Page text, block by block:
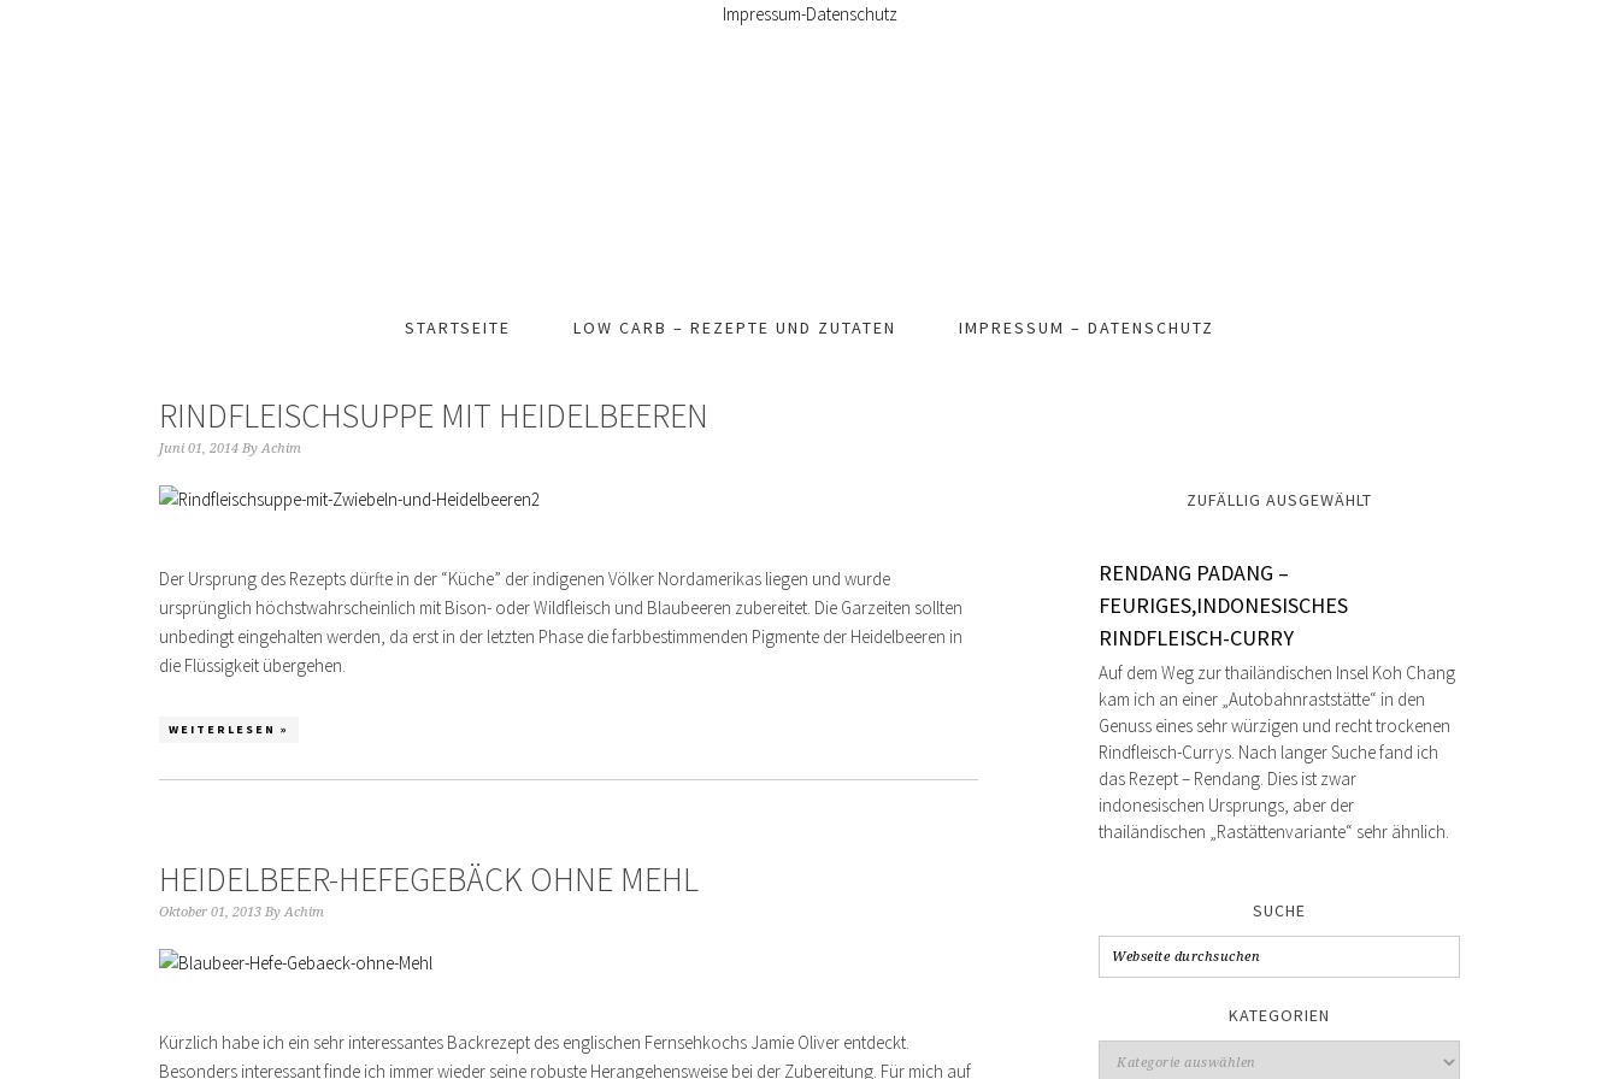
Impressum-Datenschutz
STARTSEITE LOW CARB – REZEPTE UND ZUTATEN IMPRESSUM – DATENSCHUTZ
RINDFLEISCHSUPPE MIT HEIDELBEEREN
Juni 01, 2014 ByAchim
Der Ursprung des Rezepts dürfte in der “Küche” der indigenen Völker Nordamerikas liegen und wurde
ursprünglich höchstwahrscheinlich mit Bison- oder Wildfleisch und Blaubeeren zubereitet. Die Garzeiten sollten
unbedingt eingehalten werden, da erst in der letzten Phase die farbbestimmenden Pigmente der Heidelbeeren in
die Flüssigkeit übergehen.
WEITERLESEN »
HEIDELBEER-HEFEGEBÄCK OHNE MEHL
Oktober 01, 2013 ByAchim
Kürzlich habe ich ein sehr interessantes Backrezept des englischen Fernsehkochs Jamie Oliver entdeckt.
Besonders interessant finde ich immer wieder seine robuste Herangehensweise bei der Zubereitung. Für mich auf
ZUFÄLLIG AUSGEWÄHLT
RENDANG PADANG –
FEURIGES,INDONESISCHES
RINDFLEISCH-CURRY
Auf dem Weg zur thailändischen Insel Koh Chang
kam ich an einer „Autobahnraststätte“ in den
Genuss eines sehr würzigen und recht trockenen
Rindfleisch-Currys. Nach langer Suche fand ich
das Rezept – Rendang. Dies ist zwar
indonesischen Ursprungs, aber der
thailändischen „Rastättenvariante“ sehr ähnlich.
SUCHE
KATEGORIEN
Kategorien